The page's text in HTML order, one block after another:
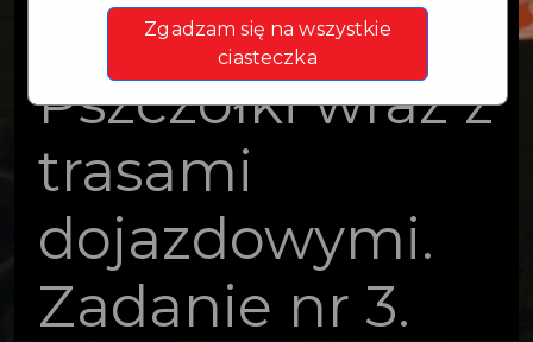
Cieplewo i
Pszczółki wraz z
trasami
dojazdowymi.
Zadanie nr 3.
Zgadzam się na wszystkie
ciasteczka